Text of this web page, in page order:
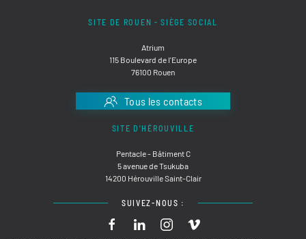
SITE DE ROUEN - SIÈGE SOCIAL
Atrium
115 Boulevard de l'Europe
76100 Rouen
Tous les contacts
SITE D'HÉROUVILLE
Pentacle - Bâtiment C
5 avenue de Tsukuba
14200 Hérouville Saint-Clair
SUIVEZ-NOUS :